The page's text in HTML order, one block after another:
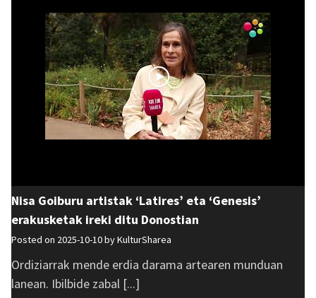
Nisa Goiburu artistak ‘Latires’ eta ‘Genesis’
erakusketak ireki ditu Donostian
Posted on 2025-10-10 byKulturSharea
Ordiziarrak mende erdia darama artearen munduan
lanean. Ibilbide zabal [...]